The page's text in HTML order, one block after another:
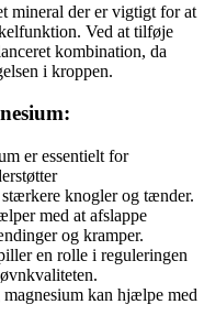
mineral der er vigtigt for at
Ved at tilføje
kombination, da
i kroppen.
er essentielt for
knogler og tænder.
med at afslappe
og kramper.
en rolle i reguleringen
kan hjælpe med